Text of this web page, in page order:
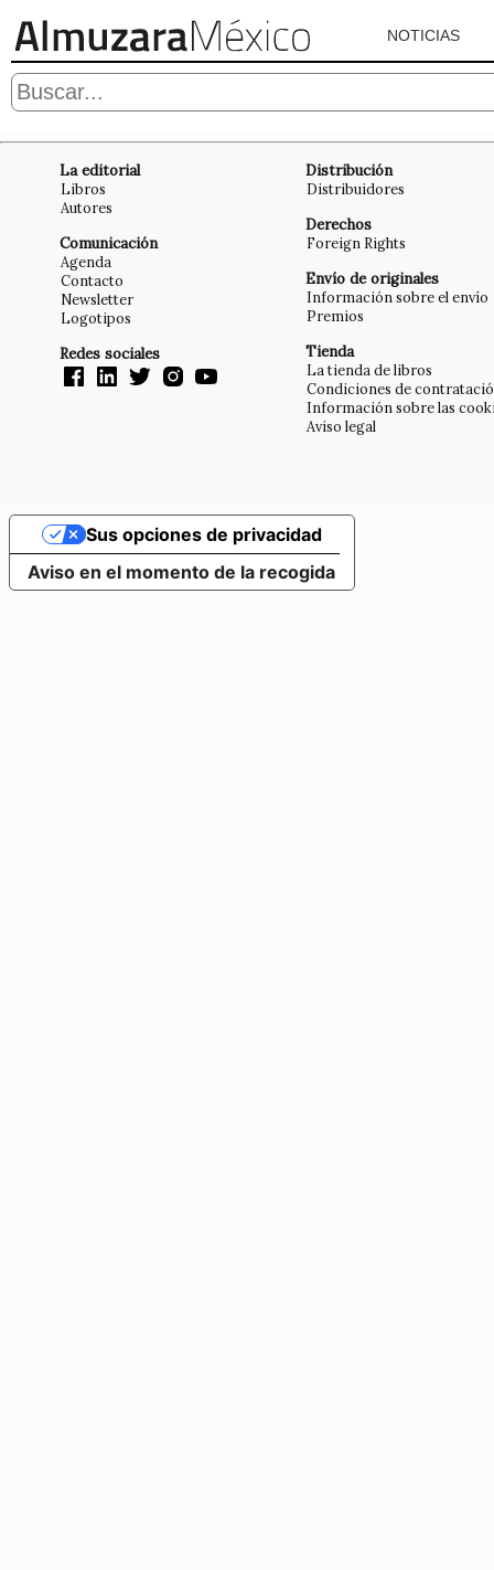
NOTICIAS
La editorial
Libros
Autores
Comunicación
Agenda
Contacto
Newsletter
Logotipos
Redes sociales
Distribución
Distribuidores
Derechos
Foreign Rights
Envío de originales
Información sobre el envío
Premios
Tienda
La tienda de libros
Condiciones de
Información sobre las
Aviso legal
Aviso en el momento de la recogida
Sus opciones de privacidad